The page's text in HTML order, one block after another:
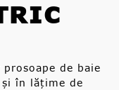
de baie
în lățime de